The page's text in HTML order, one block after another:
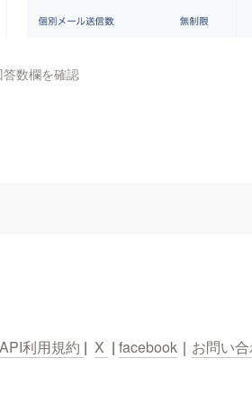
数欄を確認
API利用規約 | X | facebook ｜ お問い